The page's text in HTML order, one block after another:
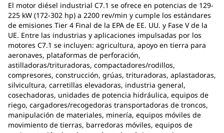
El motor diésel industrial C7.1 se ofrece en potencias de 129-
225 kW (172-302 hp) a 2200 rev/min y cumple los estándares
de emisiones Tier 4 Final de la EPA de EE. UU. y Fase V de la
UE. Entre las industrias y aplicaciones impulsadas por los
motores C7.1 se incluyen: agricultura, apoyo en tierra para
aeronaves, plataformas de perforación,
astilladoras/trituradoras, compactadores/rodillos,
compresores, construcción, grúas, trituradoras, aplastadoras,
silvicultura, carretillas elevadoras, industria general,
cosechadoras, unidades de potencia hidráulica, equipos de
riego, cargadores/recogedoras transportadoras de troncos,
manipulación de materiales, minería, equipos móviles de
movimiento de tierras, barredoras móviles, equipos de